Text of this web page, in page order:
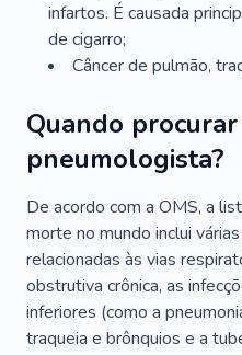
infartos. É causada
de cigarro;
Câncer de pulmão,
Quando
pneumologista?
De acordo com a OMS, a
morte no mundo inclui
relacionadas às vias
obstrutiva crônica, as
inferiores (como a
traqueia e brônquios e a